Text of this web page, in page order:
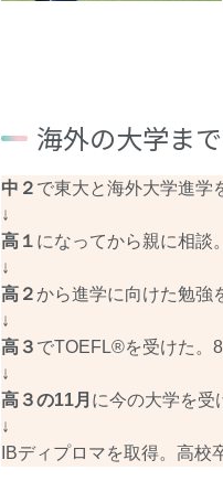
海外の大学ま
中２ で東大と海外大学進学
↓
高１ になってから親に相談
↓
高２から進学に向けた勉強
↓
高３ でTOEFL®を受けた。
↓
高３の11月 に今の大学を受
↓
IBディプロマを取得。高校